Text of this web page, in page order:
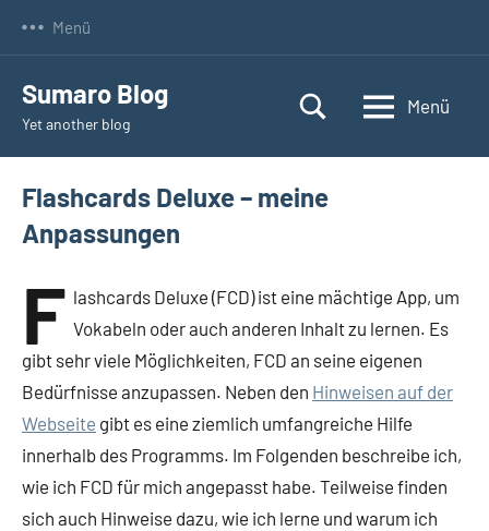
Menü
Sumaro Blog
Yet another blog
Menü
Flashcards Deluxe – meine
Anpassungen
F lashcards Deluxe (FCD) ist eine mächtige App, um
Vokabeln oder auch anderen Inhalt zu lernen. Es
gibt sehr viele Möglichkeiten, FCD an seine eigenen
Bedürfnisse anzupassen. Neben den Hinweisen auf der
Webseite gibt es eine ziemlich umfangreiche Hilfe
innerhalb des Programms. Im Folgenden beschreibe ich,
wie ich FCD für mich angepasst habe. Teilweise finden
sich auch Hinweise dazu, wie ich lerne und warum ich